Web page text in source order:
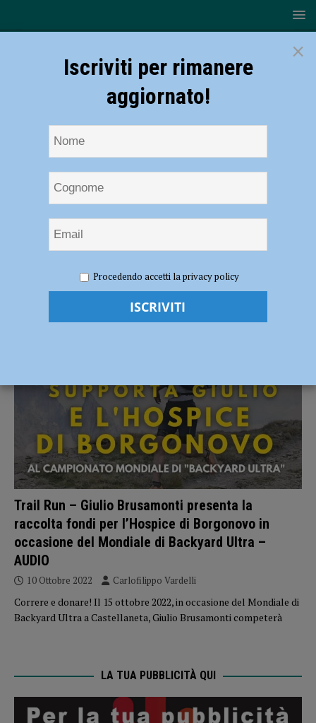
Giulio Brusamonti
Trail Run – Giulio Brusamonti presenta la
raccolta fondi per l’Hospice di Borgonovo in
occasione del Mondiale di Backyard Ultra –
AUDIO
10 Ottobre 2022 Carlofilippo Vardelli
Correre e donare! Il 15 ottobre 2022, in occasione del Mondiale di
Backyard Ultra a Castellaneta, Giulio Brusamonti competerà
LA TUA PUBBLICITÀ QUI
×
Iscriviti per rimanere
aggiornato!
Procedendo accetti la privacy policy